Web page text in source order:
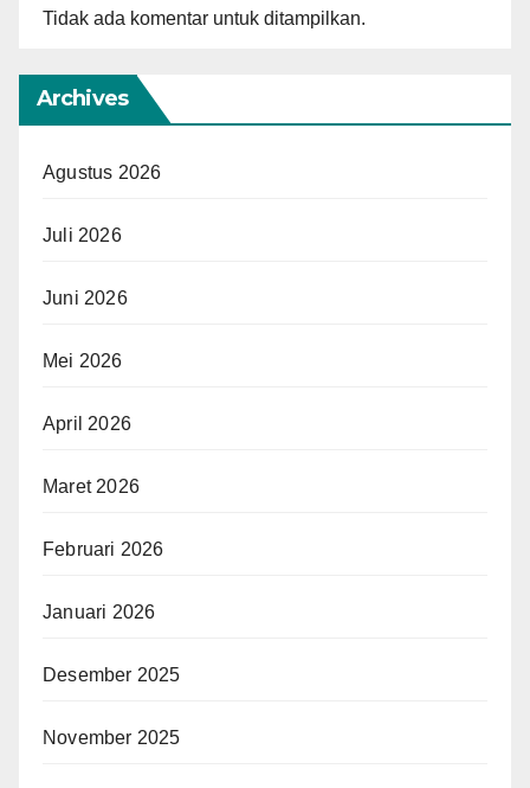
Tidak ada komentar untuk ditampilkan.
Archives
Agustus 2026
Juli 2026
Juni 2026
Mei 2026
April 2026
Maret 2026
Februari 2026
Januari 2026
Desember 2025
November 2025